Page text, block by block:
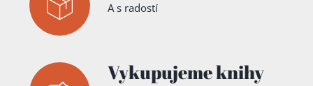
A s radostí
Vykupujeme knihy